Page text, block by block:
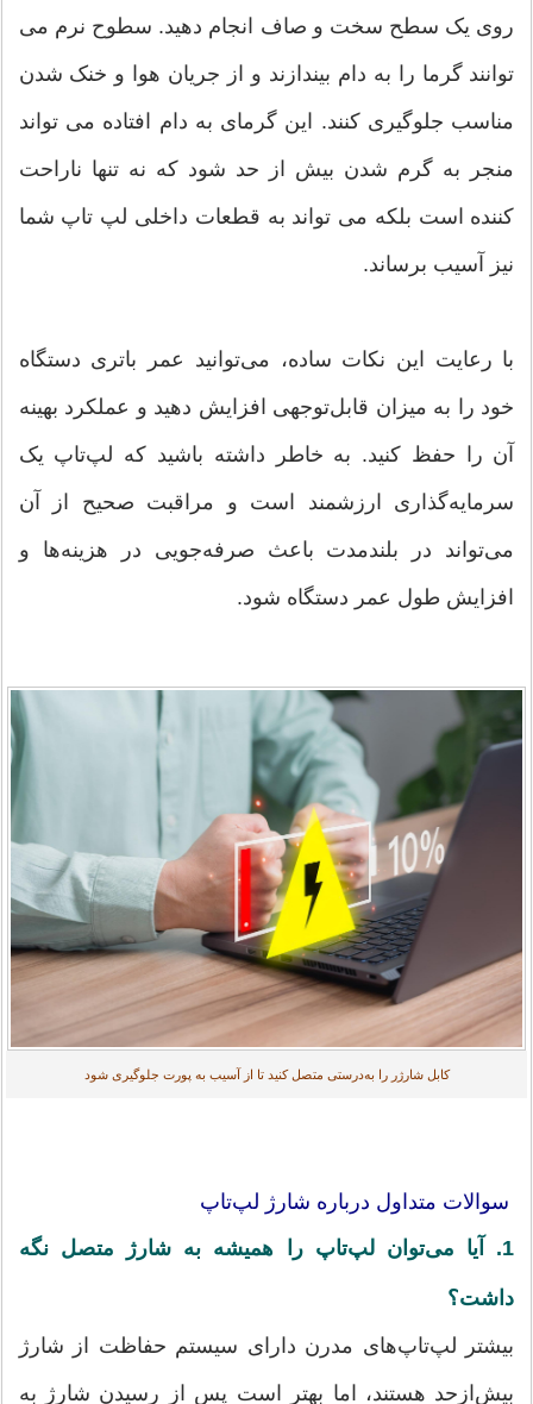
روی یک سطح سخت و صاف انجام دهید. سطوح نرم می
توانند گرما را به دام بیندازند و از جریان هوا و خنک شدن
مناسب جلوگیری کنند. این گرمای به دام افتاده می تواند
منجر به گرم شدن بیش از حد شود که نه تنها ناراحت
کننده است بلکه می تواند به قطعات داخلی لپ تاپ شما
نیز آسیب برساند.
با رعایت این نکات ساده، می‌توانید عمر باتری دستگاه
خود را به میزان قابل‌توجهی افزایش دهید و عملکرد بهینه
آن را حفظ کنید. به خاطر داشته باشید که لپ‌تاپ یک
سرمایه‌گذاری ارزشمند است و مراقبت صحیح از آن
می‌تواند در بلندمدت باعث صرفه‌جویی در هزینه‌ها و
افزایش طول عمر دستگاه شود.
کابل شارژر را به‌درستی متصل کنید تا از آسیب به پورت جلوگیری شود
سوالات متداول درباره شارژ لپ‌تاپ
1. آیا می‌توان لپ‌تاپ را همیشه به شارژ متصل نگه
داشت؟
بیشتر لپ‌تاپ‌های مدرن دارای سیستم حفاظت از شارژ
بیش‌ازحد هستند، اما بهتر است پس از رسیدن شارژ به